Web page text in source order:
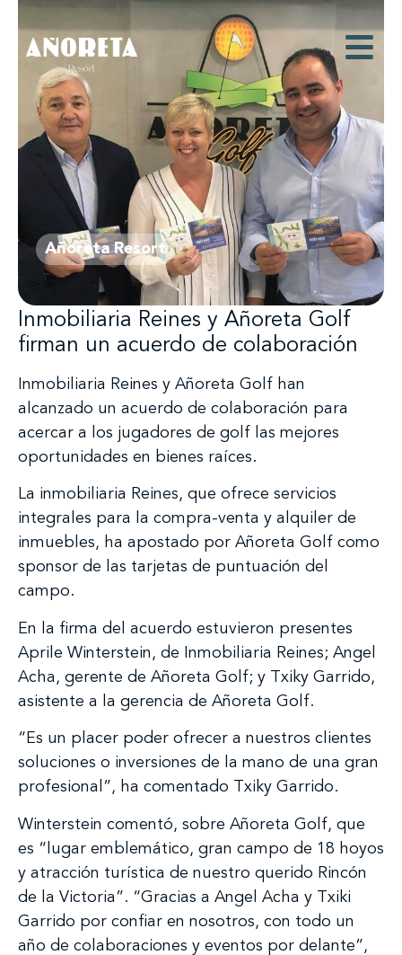
Añoreta Resort
Inmobiliaria Reines y Añoreta Golf
firman un acuerdo de colaboración
Inmobiliaria Reines y Añoreta Golf han
alcanzado un acuerdo de colaboración para
acercar a los jugadores de golf las mejores
oportunidades en bienes raíces.
La inmobiliaria Reines, que ofrece servicios
integrales para la compra-venta y alquiler de
inmuebles, ha apostado por Añoreta Golf como
sponsor de las tarjetas de puntuación del
campo.
En la firma del acuerdo estuvieron presentes
Aprile Winterstein, de Inmobiliaria Reines; Angel
Acha, gerente de Añoreta Golf; y Txiky Garrido,
asistente a la gerencia de Añoreta Golf.
“Es un placer poder ofrecer a nuestros clientes
soluciones o inversiones de la mano de una gran
profesional”, ha comentado Txiky Garrido.
Winterstein comentó, sobre Añoreta Golf, que
es “lugar emblemático, gran campo de 18 hoyos
y atracción turística de nuestro querido Rincón
de la Victoria”. “Gracias a Angel Acha y Txiki
Garrido por confiar en nosotros, con todo un
año de colaboraciones y eventos por delante”,